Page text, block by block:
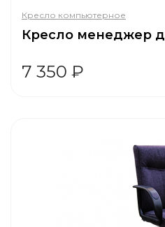
Кресло компьютерное
Кресло менеджер д
7 350 ₽